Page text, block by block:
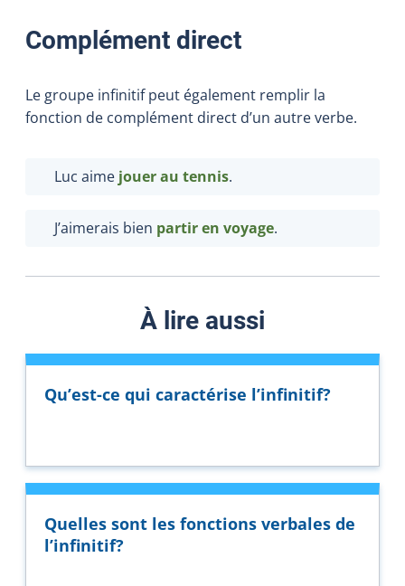
Complément direct
Le groupe infinitif peut également remplir la
fonction de complément direct d’un autre verbe.
Luc aime jouer au tennis.
J’aimerais bien partir en voyage.
À lire aussi
Qu’est-ce qui caractérise l’infinitif?
Quelles sont les fonctions verbales de
l’infinitif?